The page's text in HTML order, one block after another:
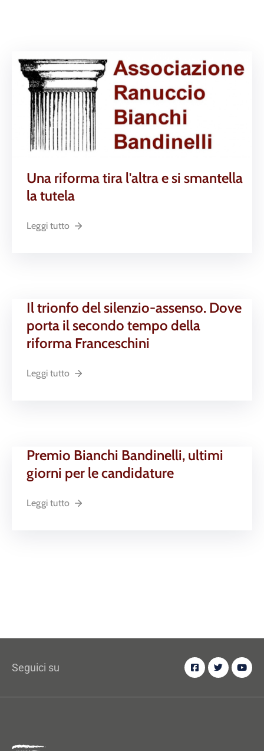
Una riforma tira l'altra e si smantella
la tutela
Leggi tutto
Il trionfo del silenzio-assenso. Dove
porta il secondo tempo della
riforma Franceschini
Leggi tutto
Premio Bianchi Bandinelli, ultimi
giorni per le candidature
Leggi tutto
Seguici su